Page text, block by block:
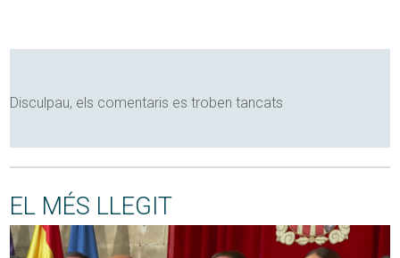
Disculpau, els comentaris es troben tancats
EL MÉS LLEGIT